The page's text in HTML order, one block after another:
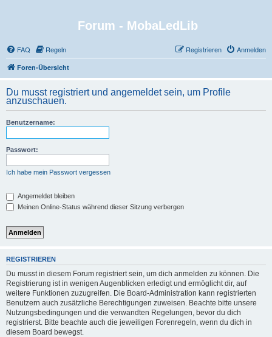
Forum - MobaLedLib
FAQ Regeln Anmelden
Registrieren
Foren-Übersicht
Du musst registriert und angemeldet sein, um Profile
anzuschauen.
Benutzername:
Passwort:
Ich habe mein Passwort vergessen
Angemeldet bleiben
Meinen Online-Status während dieser Sitzung verbergen
REGISTRIEREN
Du musst in diesem Forum registriert sein, um dich anmelden zu können. Die
Registrierung ist in wenigen Augenblicken erledigt und ermöglicht dir, auf
weitere Funktionen zuzugreifen. Die Board-Administration kann registrierten
Benutzern auch zusätzliche Berechtigungen zuweisen. Beachte bitte unsere
Nutzungsbedingungen und die verwandten Regelungen, bevor du dich
registrierst. Bitte beachte auch die jeweiligen Forenregeln, wenn du dich in
diesem Board bewegst.